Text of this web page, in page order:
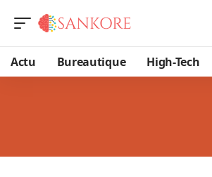
Actu Bureautique High-Tech